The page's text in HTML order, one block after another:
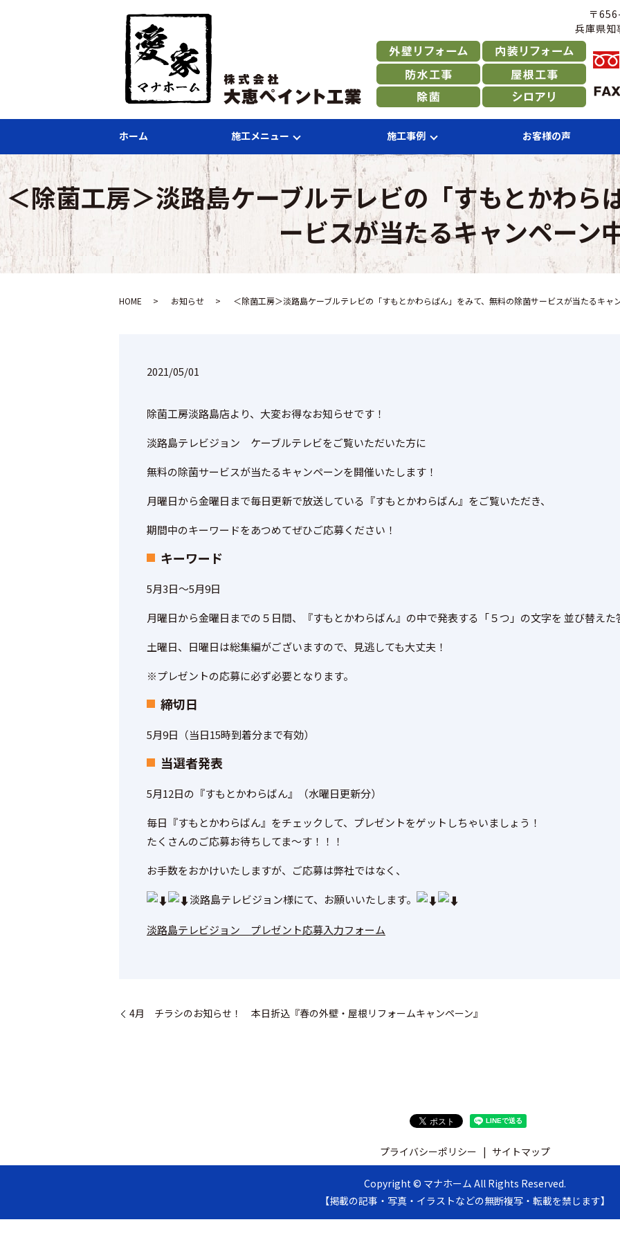
〒
兵庫県
ホーム 施工メニュー 施工事例 お客様の声
＜除菌工房＞淡路島ケーブルテレビの「すもとかわら
ービスが当たるキャンペーン
HOME お知らせ ＜除菌工房＞淡路島ケーブルテレビの「すもとかわらばん」をみて、無料の除菌サービスが当たるキャ
2021/05/01
除菌工房淡路島店より、大変お得なお知らせです！
淡路島テレビジョン ケーブルテレビをご覧いただいた方に
無料の除菌サービスが当たるキャンペーンを開催いたします！
月曜日から金曜日まで毎日更新で放送している『すもとかわらばん』をご覧いただき、
期間中のキーワードをあつめてぜひご応募ください！
キーワード
5月3日～5月9日
月曜日から金曜日までの５日間、『すもとかわらばん』の中で発表する「５つ」の文字を 並び替え
土曜日、日曜日は総集編がございますので、見逃しても大丈夫！
※プレゼントの応募に必ず必要となります。
締切日
5月9日（当日15時到着分まで有効）
当選者発表
5月12日の『すもとかわらばん』（水曜日更新分）
毎日『すもとかわらばん』をチェックして、プレゼントをゲットしちゃいましょう！
たくさんのご応募お待ちしてま～す！！！
お手数をおかけいたしますが、ご応募は弊社ではなく、
淡路島テレビジョン様にて、お願いいたします。
淡路島テレビジョン プレゼント応募入力フォーム
4月 チラシのお知らせ！ 本日折込『春の外壁・屋根リフォームキャンペーン』
プライバシーポリシー サイトマップ
Copyright © マナホーム All Rights Reserved.
【掲載の記事・写真・イラストなどの無断複写・転載を禁じます】